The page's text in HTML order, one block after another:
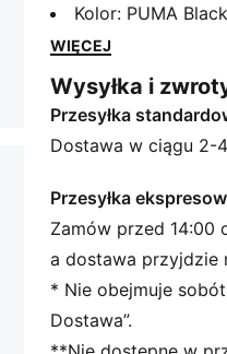
element odzieży
klasycznemu
nowoczesnej
dziedzictwo marki
nowego pokolenia.
Produkt wykonany w
pochodzącej z
SZCZEGÓŁY
Główny materiał:
Dekolt: Kołnierzyk w
Kolor: PUMA Black
WIĘCEJ
Wysyłka i
Przesyłka
Dostawa w ciągu 2-
Przesyłka
Zamów przed 14:00
a dostawa przyjdzie
* Nie obejmuje
Dostawa”.